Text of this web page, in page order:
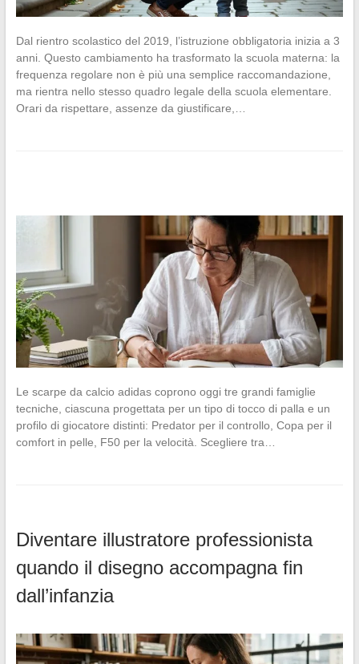
Dal rientro scolastico del 2019, l’istruzione obbligatoria inizia a 3
anni. Questo cambiamento ha trasformato la scuola materna: la
frequenza regolare non è più una semplice raccomandazione,
ma rientra nello stesso quadro legale della scuola elementare.
Orari da rispettare, assenze da giustificare,…
Le scarpe da calcio adidas coprono oggi tre grandi famiglie
tecniche, ciascuna progettata per un tipo di tocco di palla e un
profilo di giocatore distinti: Predator per il controllo, Copa per il
comfort in pelle, F50 per la velocità. Scegliere tra…
Diventare illustratore professionista
quando il disegno accompagna fin
dall’infanzia